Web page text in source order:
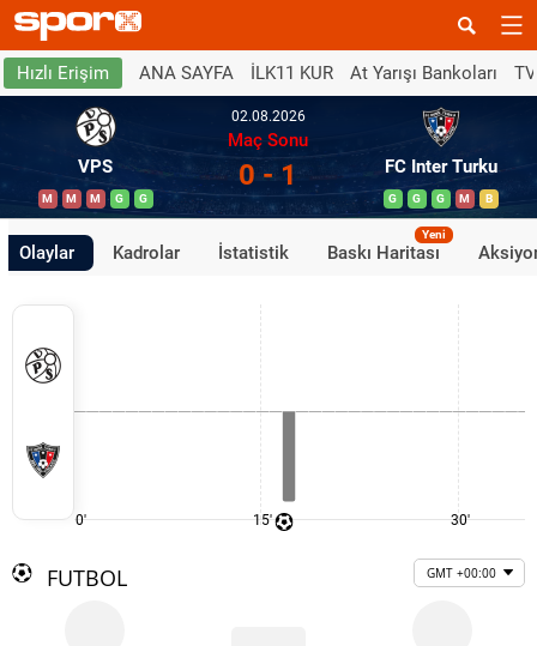
Hızlı Erişim ANA SAYFA İLK11 KUR At Yarışı Bankoları
VPS
M M M G G
02.08.2026
Maç Sonu
0 - 1 FC Inter Turku
G G G M B
Olaylar Kadrolar İstatistik Baskı Haritası
Yeni
0' 15' 30'
FUTBOL GMT +00:00